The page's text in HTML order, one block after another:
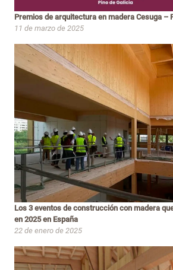
Premios de arquitectura en madera Cesuga –
11 de marzo de 2025
Los 3 eventos de construcción con madera
en 2025 en España
22 de enero de 2025